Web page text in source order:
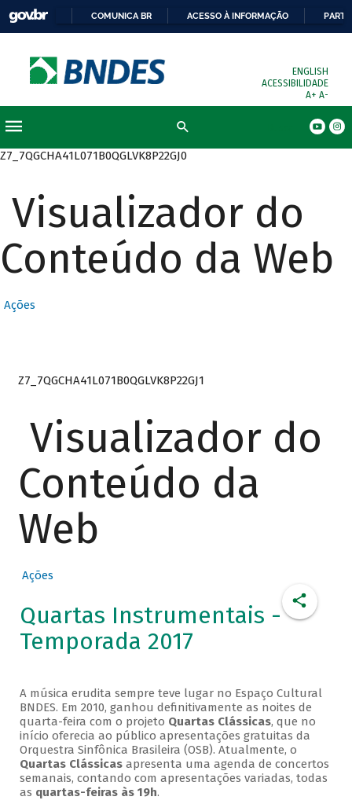
COMUNICA BR ACESSO À INFORMAÇÃO
ENGLISH
ACESSIBILIDADE
A+ A-
Z7_7QGCHA41L071B0QGLVK8P22GJ0
Visualizador do
Conteúdo da Web
Ações
Z7_7QGCHA41L071B0QGLVK8P22GJ1
Visualizador do
Conteúdo da
Web
Ações
Quartas Instrumentais -
Temporada 2017
A música erudita sempre teve lugar no Espaço Cultural
BNDES. Em 2010, ganhou definitivamente as noites de
quarta-feira com o projeto Quartas Clássicas, que no
início oferecia ao público apresentações gratuitas da
Orquestra Sinfônica Brasileira (OSB). Atualmente, o
Quartas Clássicasapresenta uma agenda de concertos
semanais, contando com apresentações variadas, todas
as quartas-feiras às 19h.